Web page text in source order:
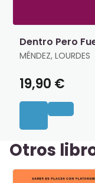
Dentro Pero
MÉNDEZ, LOURDES
19,90 €
Otros